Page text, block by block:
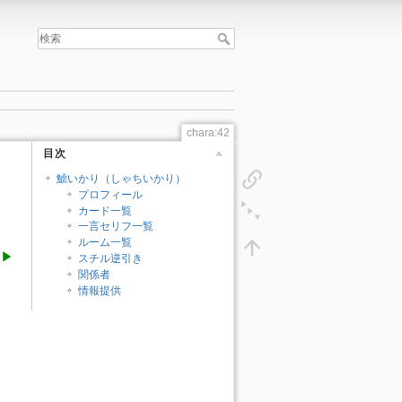
chara:42
目次
鯱いかり（しゃちいかり）
プロフィール
カード一覧
一言セリフ一覧
ルーム一覧
スチル逆引き
関係者
情報提供
▶